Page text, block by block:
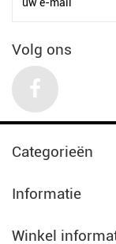
Volg ons
Categorieën
Informatie
Winkel